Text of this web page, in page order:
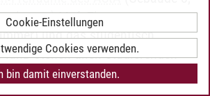
MufuZi
und das studentisch
stehen allen Studierenden
Möglichkeiten zur Mitgestaltung.
Cookie-Einstellungen
Cookies verwenden.
bin damit einverstanden.